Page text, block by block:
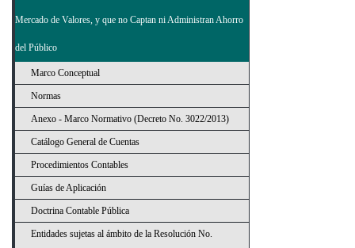
Mercado de Valores, y que no Captan ni Administran Ahorro
del Público
Marco Conceptual
Normas
Anexo - Marco Normativo (Decreto No. 3022/2013)
Catálogo General de Cuentas
Procedimientos Contables
Guías de Aplicación
Doctrina Contable Pública
Entidades sujetas al ámbito de la Resolución No.